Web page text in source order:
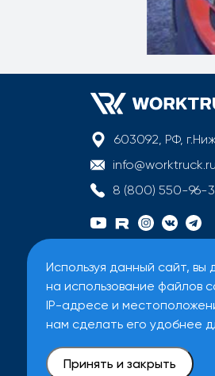
Используя данный сайт, вы
на использование файлов
IP-адресе и
нам сделать его удобнее
Принять и закрыть
603092, РФ,
info@worktruck.ru
8 (800) 550-96-
Вся информация на
Все цены на сайте